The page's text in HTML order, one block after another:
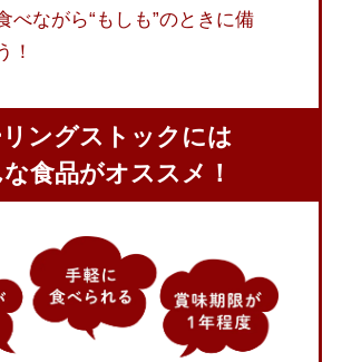
べながら“もしも”のときに備
！
リングストックには
食品がオススメ！